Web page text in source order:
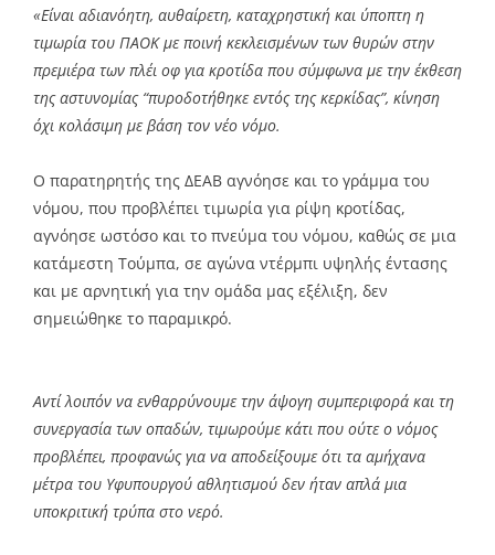
«Είναι αδιανόητη, αυθαίρετη, καταχρηστική και ύποπτη η
τιμωρία του ΠΑΟΚ με ποινή κεκλεισμένων των θυρών στην
πρεμιέρα των πλέι οφ για κροτίδα που σύμφωνα με την έκθεση
της αστυνομίας “πυροδοτήθηκε εντός της κερκίδας”, κίνηση
όχι κολάσιμη με βάση τον νέο νόμο.
Ο παρατηρητής της ΔΕΑΒ αγνόησε και το γράμμα του
νόμου, που προβλέπει τιμωρία για ρίψη κροτίδας,
αγνόησε ωστόσο και το πνεύμα του νόμου, καθώς σε μια
κατάμεστη Τούμπα, σε αγώνα ντέρμπι υψηλής έντασης
και με αρνητική για την ομάδα μας εξέλιξη, δεν
σημειώθηκε το παραμικρό.
Αντί λοιπόν να ενθαρρύνουμε την άψογη συμπεριφορά και τη
συνεργασία των οπαδών, τιμωρούμε κάτι που ούτε ο νόμος
προβλέπει, προφανώς για να αποδείξουμε ότι τα αμήχανα
μέτρα του Υφυπουργού αθλητισμού δεν ήταν απλά μια
υποκριτική τρύπα στο νερό.